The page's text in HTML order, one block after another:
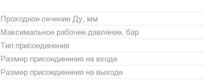
Проходное сечение Ду, мм
Максимальное рабочее давление, бар
Тип присоединения
Размер присоединения на входе
Размер присоединения на выходе